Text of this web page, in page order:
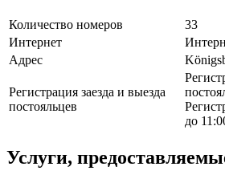
Количество номеров
33
Интернет
Адрес
Регистрация заезда и выезда
постояльцев
до
Услуги,